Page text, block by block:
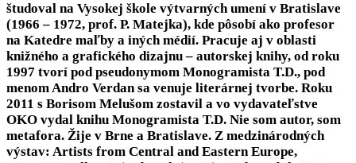
študoval na Vysokej škole výtvarných umení v Bratislave
(1966 – 1972, prof. P. Matejka), kde pôsobí ako profesor
na Katedre maľby a iných médií. Pracuje aj v oblasti
knižného a grafického dizajnu – autorskej knihy, od roku
1997 tvorí pod pseudonymom Monogramista T.D., pod
menom Andro Verdan sa venuje literárnej tvorbe. Roku
2011 s Borisom Melušom zostavil a vo vydavateľstve
OKO vydal knihu Monogramista T.D. Nie som autor, som
metafora. Žije v Brne a Bratislave. Z medzinárodných
výstav: Artists from Central and Eastern Europe,